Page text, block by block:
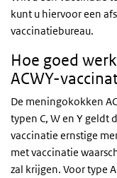
kunt u hiervoor een
vaccinatiebureau.
Hoe goed
ACWY-
De meningokokken
typen C, W en Y geldt
vaccinatie ernstige
met vaccinatie
zal krijgen. Voor type